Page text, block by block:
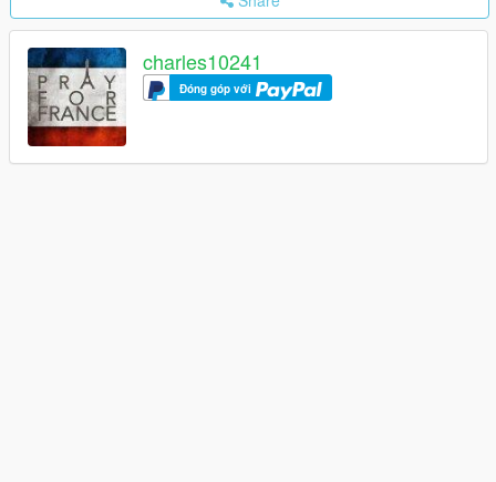
charles10241
Đóng góp với